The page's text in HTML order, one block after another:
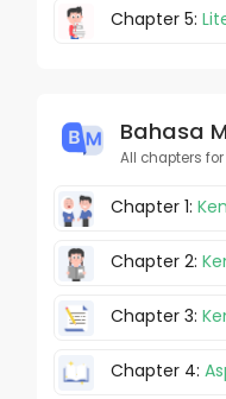
Chapter 5:
Bahasa
All chapters
Chapter 1:
Chapter 2:
Chapter 3:
Chapter 4: